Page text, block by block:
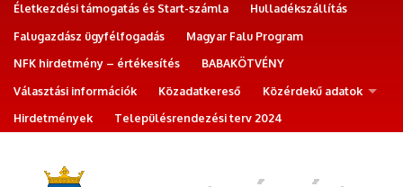
Életkezdési támogatás és Start-számla
Hulladékszállítás
Falugazdász ügyfélfogadás
Magyar Falu Program
NFK hirdetmény – értékesítés
BABAKÖTVÉNY
Választási információk
Közadatkereső
Közérdekű adatok
Hirdetmények
Településrendezési terv 2024